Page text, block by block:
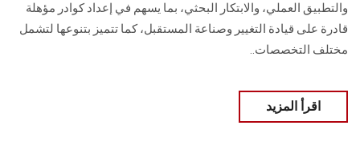
والتطبيق العملي، والابتكار البحثي، بما يسهم في إعداد كوادر مؤهلة
قادرة على قيادة التغيير وصناعة المستقبل، كما تتميز بتنوعها لتشمل
مختلف التخصصات..
اقرأ المزيد